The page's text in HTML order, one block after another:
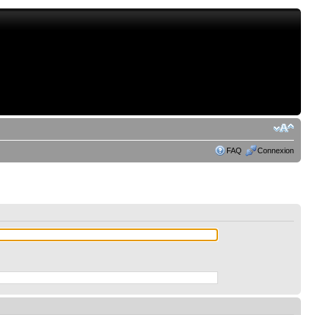
FAQ Connexion